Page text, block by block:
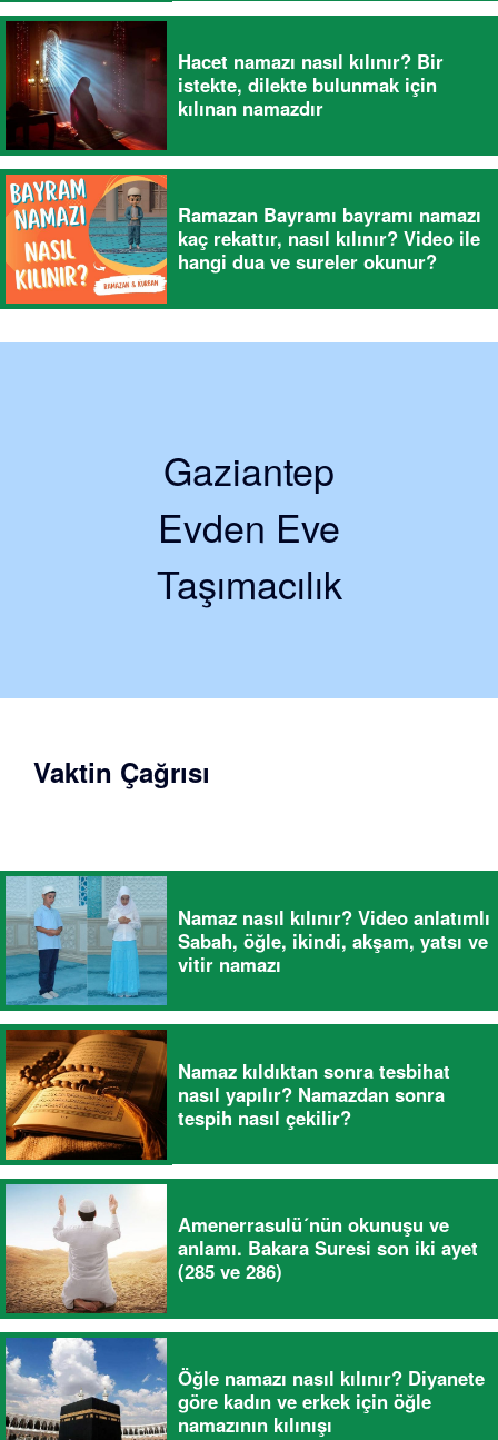
Hacet namazı nasıl kılınır? Bir
istekte, dilekte bulunmak için
kılınan namazdır
Ramazan Bayramı bayramı namazı
kaç rekattır, nasıl kılınır? Video ile
hangi dua ve sureler okunur?
Gaziantep
Evden Eve
Taşımacılık
Vaktin Çağrısı
Namaz nasıl kılınır? Video anlatımlı
Sabah, öğle, ikindi, akşam, yatsı ve
vitir namazı
Namaz kıldıktan sonra tesbihat
nasıl yapılır? Namazdan sonra
tespih nasıl çekilir?
Amenerrasulü´nün okunuşu ve
anlamı. Bakara Suresi son iki ayet
(285 ve 286)
Öğle namazı nasıl kılınır? Diyanete
göre kadın ve erkek için öğle
namazının kılınışı